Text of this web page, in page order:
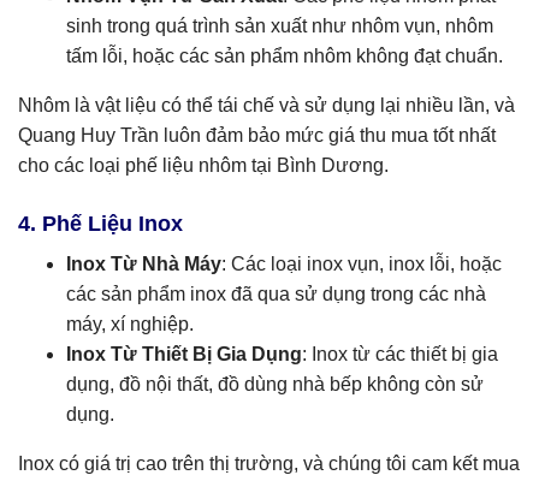
sinh trong quá trình sản xuất như nhôm vụn, nhôm
tấm lỗi, hoặc các sản phẩm nhôm không đạt chuẩn.
Nhôm là vật liệu có thể tái chế và sử dụng lại nhiều lần, và
Quang Huy Trần luôn đảm bảo mức giá thu mua tốt nhất
cho các loại phế liệu nhôm tại Bình Dương.
4. Phế Liệu Inox
Inox Từ Nhà Máy: Các loại inox vụn, inox lỗi, hoặc
các sản phẩm inox đã qua sử dụng trong các nhà
máy, xí nghiệp.
Inox Từ Thiết Bị Gia Dụng: Inox từ các thiết bị gia
dụng, đồ nội thất, đồ dùng nhà bếp không còn sử
dụng.
Inox có giá trị cao trên thị trường, và chúng tôi cam kết mua